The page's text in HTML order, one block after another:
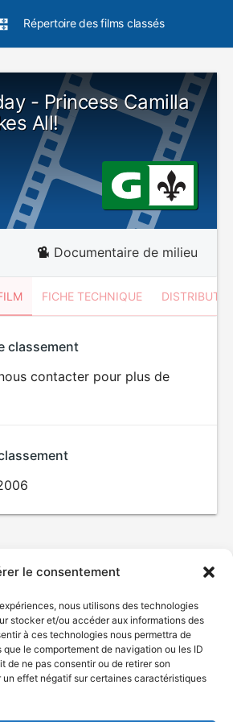
le consentement
nous utilisons des technologies
stocker et/ou accéder aux informations des
à ces technologies nous permettra de
le comportement de navigation ou les ID
de ne pas consentir ou de retirer son
effet négatif sur certaines caractéristiques
Répertoire des films classés
- Princess Camilla
All!
Documentaire de milieu
FICHE TECHNIQUE
classement
contacter pour plus de